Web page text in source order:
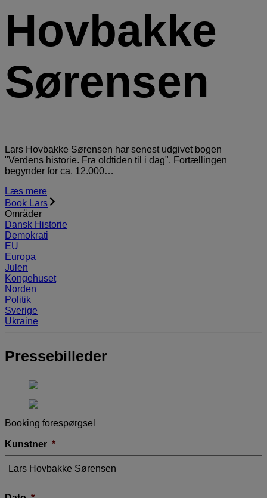
Hovbakke
Sørensen
Lars Hovbakke Sørensen har senest udgivet bogen
"Verdens historie. Fra oldtiden til i dag". Fortællingen
begynder for ca. 12.000…
Læs mere
Book Lars
Områder
Dansk Historie
Demokrati
EU
Europa
Julen
Kongehuset
Norden
Politik
Sverige
Ukraine
Pressebilleder
Booking forespørgsel
Kunstner *